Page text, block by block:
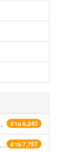
อ่าน 6,240
อ่าน 7,787